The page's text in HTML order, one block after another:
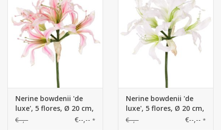
Nerine bowdenii 'de
luxe', 5 flores, Ø 20 cm,
70 cm
€--,-- €--,-- *
Nerine bowdenii 'de
luxe', 5 flores, Ø 20 cm,
70 cm
€--,-- €--,-- *